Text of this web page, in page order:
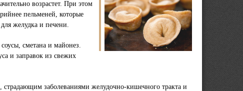
возрастет. При этом
пельменей, которые
желудка и печени.
сметана и майонез.
и заправок из свежих
страдающим заболеваниями желудочно-кишечного тракта и